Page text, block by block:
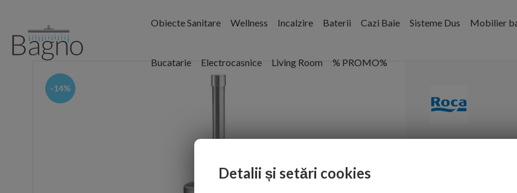
Obiecte Sanitare Wellness Incalzire Baterii Cazi Baie Sisteme Dus Mobilier
Bucatarie Electrocasnice Living Room % PROMO%
-14%
Suport cu
Detalii și setări cookies